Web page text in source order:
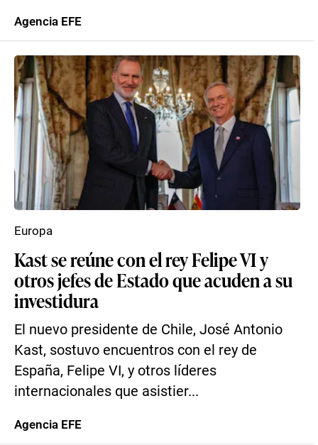
Agencia EFE
Kast se reúne con el rey Felipe VI y
otros jefes de Estado que acuden a su
investidura
El nuevo presidente de Chile, José Antonio
Kast, sostuvo encuentros con el rey de
España, Felipe VI, y otros líderes
internacionales que asistier...
Europa
Agencia EFE